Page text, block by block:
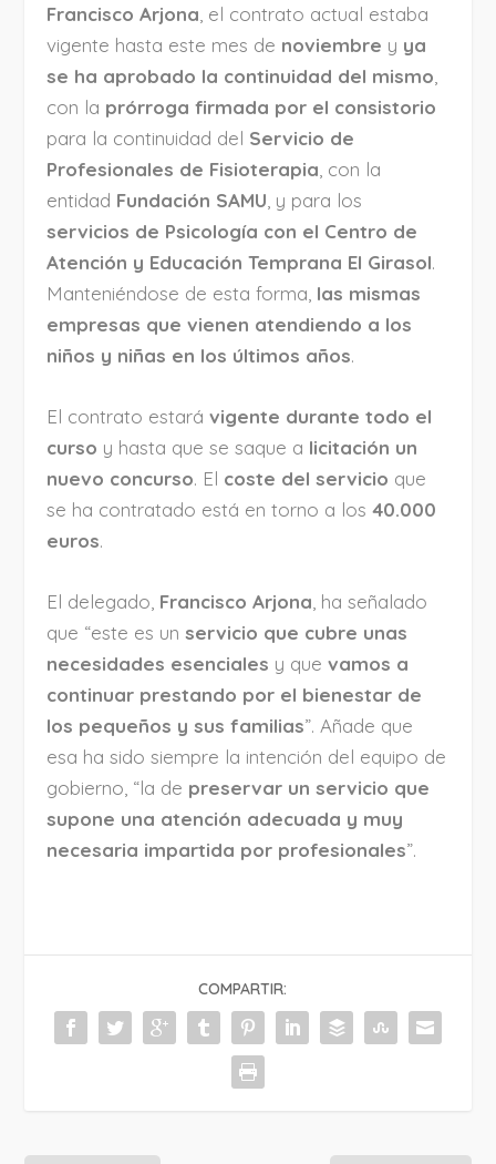
Francisco Arjona , el contrato actual estaba
vigente hasta este mes de noviembre y ya
se ha aprobado la continuidad del mismo
con la prórroga firmada por el consistorio
para la continuidad del Servicio de
Profesionales de Fisioterapia , con la
entidad Fundación SAMU , y para los
servicios de Psicología con el Centro de
Atención y Educación Temprana El Girasol.
Manteniéndose de esta forma, las mismas
empresas que vienen atendiendo a los
niños y niñas en los últimos años.
El contrato estarávigente durante todo el
curso y hasta que se saque a licitación un
nuevo concurso. El coste del servicio que
se ha contratado está en torno a los40.000
euros.
El delegado, Francisco Arjona, ha señalado
que “este es unservicio que cubre unas
necesidades esenciales y quevamos a
continuar prestando por el bienestar de
los pequeños y sus familias”. Añade que
esa ha sido siempre la intención del equipo de
gobierno, “la de preservar un servicio que
supone una atención adecuada y muy
necesaria impartida por profesionales”.
COMPARTIR: